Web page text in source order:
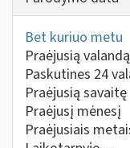
Bet kuriuo metu
Praėjusią valandą
Paskutines 24
Praėjusią savaitę
Praėjusį mėnesį
Praėjusiais